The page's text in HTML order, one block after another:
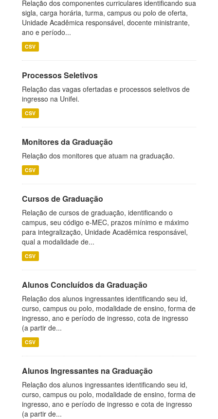
Relação dos componentes curriculares identificando sua
sigla, carga horária, turma, campus ou polo de oferta,
Unidade Acadêmica responsável, docente ministrante,
ano e período...
CSV
Processos Seletivos
Relação das vagas ofertadas e processos seletivos de
ingresso na Unifei.
CSV
Monitores da Graduação
Relação dos monitores que atuam na graduação.
CSV
Cursos de Graduação
Relação de cursos de graduação, identificando o
campus, seu código e-MEC, prazos mínimo e máximo
para integralização, Unidade Acadêmica responsável,
qual a modalidade de...
CSV
Alunos Concluídos da Graduação
Relação dos alunos ingressantes identificando seu id,
curso, campus ou polo, modalidade de ensino, forma de
ingresso, ano e período de ingresso, cota de ingresso
(a partir de...
CSV
Alunos Ingressantes na Graduação
Relação dos alunos ingressantes identificando seu id,
curso, campus ou polo, modalidade de ensino, forma de
ingresso, ano e período de ingresso e cota de ingresso
(a partir de...